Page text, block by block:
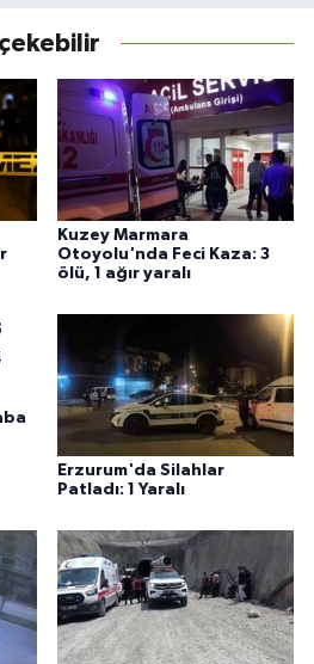
Kuzey Marmara
Otoyolu'nda Feci Kaza: 3
ölü, 1 ağır yaralı
Erzurum'da Silahlar
Patladı: 1 Yaralı